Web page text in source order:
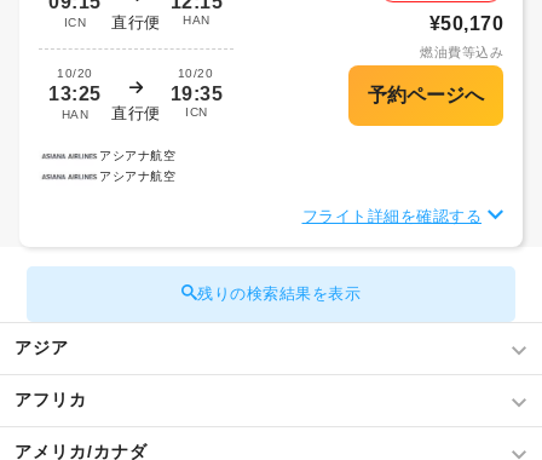
ICN 直行便 HAN
10/20
13:25
HAN 直行便
10/20
19:35
ICN
¥50,170
燃油費等込み
アシアナ航空
アシアナ航空
フライト詳細を確認する
残りの検索結果を表示
アジア
アフリカ
アメリカ/カナダ